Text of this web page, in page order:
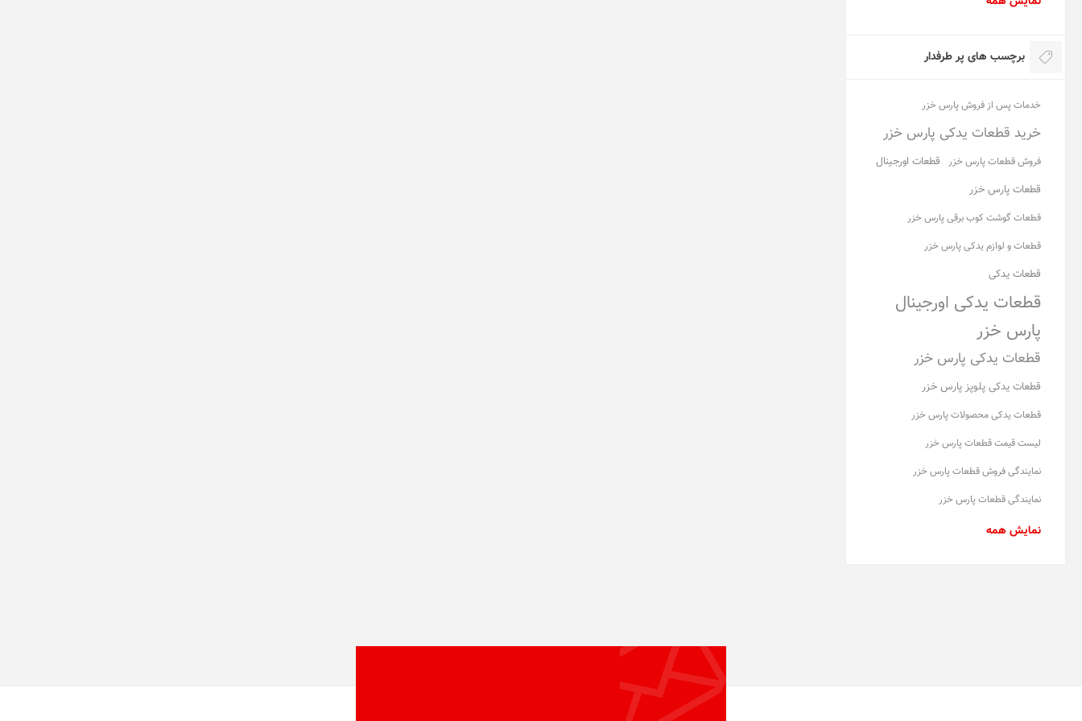
برچسب های پر طرفدار
خدمات پس از فروش پارس خزر
خرید قطعات یدکی پارس خزر
فروش قطعات پارس خزر
قطعات اورجینال
قطعات پارس خزر
قطعات گوشت کوب برقی پارس خزر
قطعات و لوازم یدکی پارس خزر
قطعات یدکی
قطعات یدکی اورجینال
پارس خزر
قطعات یدکی پارس خزر
قطعات یدکی پلوپز پارس خزر
قطعات یدکی محصولات پارس خزر
لیست قیمت قطعات پارس خزر
نمایندگی فروش قطعات پارس خزر
نمایندگی قطعات پارس خزر
نمایش همه